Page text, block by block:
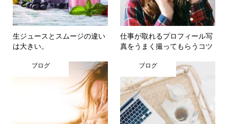
生ジュースとスムージの違い
は大きい。
仕事が取れるプロフィール写
真をうまく撮ってもらうコツ
ブログ ブログ